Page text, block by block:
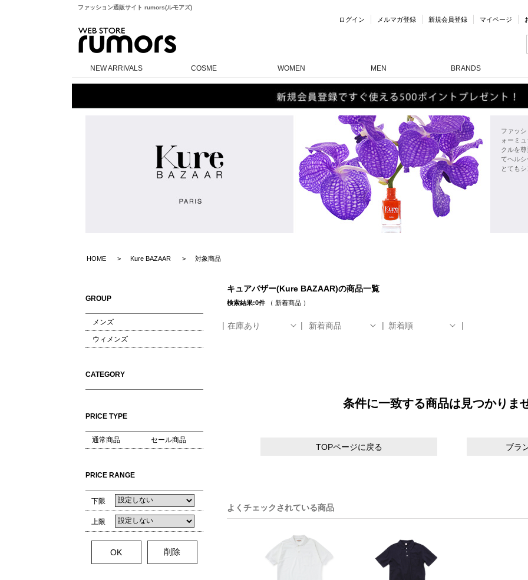
ファッション通販サイト rumors(ルモアズ)
ログイン メルマガ登録 新規会員登録 マイページ
NEW ARRIVALS COSME WOMEN MEN BRANDS
ファッ
ォーミ
クルを
てヘル
とてもシ
HOME Kure BAZAAR 対象商品
GROUP
メンズ
ウィメンズ
CATEGORY
PRICE TYPE
通常商品 セール商品
PRICE RANGE
下限
上限
キュアバザー(Kure BAZAAR)の商品一覧
検索結果:0件（ 新着商品）
在庫あり 新着商品 新着順
条件に一致する商品は見つかりま
TOPページに戻る ブラ
よくチェックされている商品